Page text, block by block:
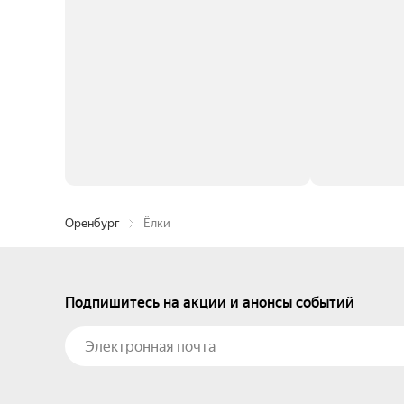
Оренбург Ёлки
Подпишитесь на акции и анонсы событий